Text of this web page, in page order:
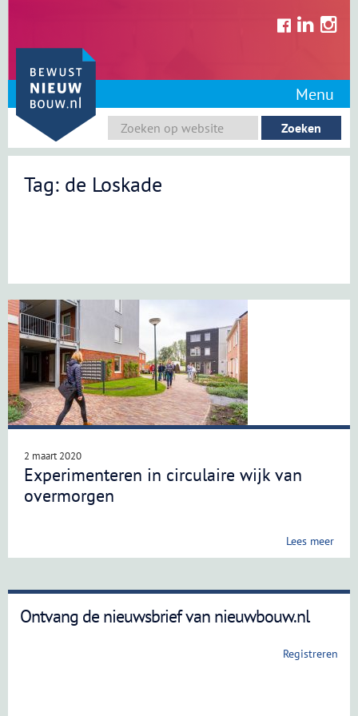
content
Menu
Tag: de Loskade
2 maart 2020
Experimenteren in circulaire wijk van
overmorgen
Lees meer
Ontvang de nieuwsbrief van nieuwbouw.nl
Registreren